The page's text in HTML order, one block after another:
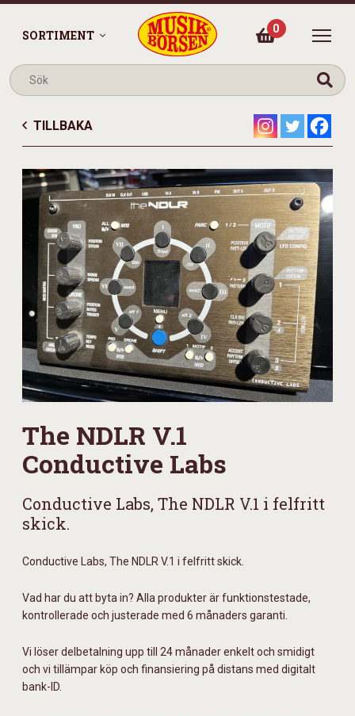
SORTIMENT 0
TILLBAKA
The NDLR V.1
Conductive Labs
Conductive Labs, The NDLR V.1 i felfritt
skick.
Conductive Labs, The NDLR V.1 i felfritt skick.
Vad har du att byta in? Alla produkter är funktionstestade,
kontrollerade och justerade med 6 månaders garanti.
Vi löser delbetalning upp till 24 månader enkelt och smidigt
och vi tillämpar köp och finansiering på distans med digitalt
bank-ID.